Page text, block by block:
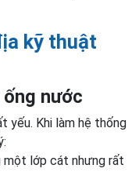
kỹ thuật
ống nước
yếu. Khi làm hệ thống
một lớp cát nhưng rất